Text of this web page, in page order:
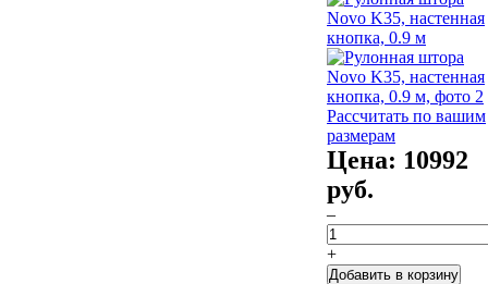
Рассчитать по вашим
размерам
Цена: 10992
руб.
–
+
Добавить в корзину